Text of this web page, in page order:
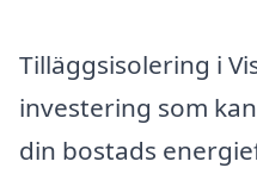
Tilläggsisolering i
investering som
din bostads